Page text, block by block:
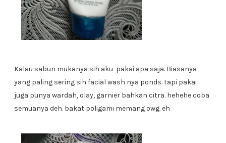
Kalau sabun mukanya sih aku pakai apa saja. Biasanya
yang paling sering sih facial wash nya ponds. tapi pakai
juga punya wardah, olay, garnier bahkan citra. hehehe coba
semuanya deh. bakat poligami memang owg. eh